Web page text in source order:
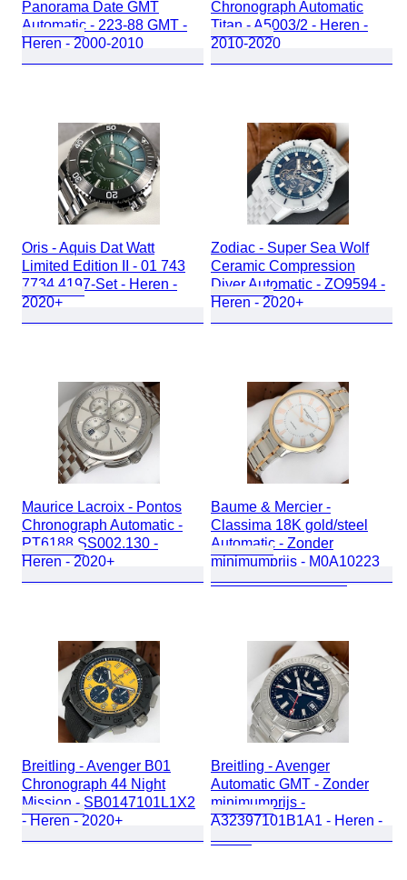
Panorama Date GMT
Automatic - 223-88 GMT -
Heren - 2000-2010
Chronograph Automatic
Titan - A5003/2 - Heren -
2010-2020
Oris - Aquis Dat Watt
Limited Edition II - 01 743
7734 4197-Set - Heren -
2020+
Zodiac - Super Sea Wolf
Ceramic Compression
Diver Automatic - ZO9594 -
Heren - 2020+
Maurice Lacroix - Pontos
Chronograph Automatic -
PT6188.SS002.130 -
Heren - 2020+
Baume & Mercier -
Classima 18K gold/steel
Automatic - Zonder
minimumprijs - M0A10223
- Dames - 2010-2020
Breitling - Avenger B01
Chronograph 44 Night
Mission - SB0147101L1X2
- Heren - 2020+
Breitling - Avenger
Automatic GMT - Zonder
minimumprijs -
A32397101B1A1 - Heren -
2020+